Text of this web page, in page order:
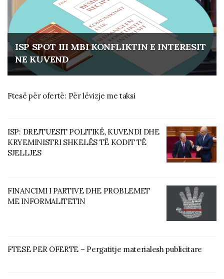
ISP SPOT III MBI KONFLIKTIN E INTERESIT
NE KUVEND
Ftesë për ofertë: Për lëvizje me taksi
ISP: DREJTUESIT POLITIKË, KUVENDI DHE
KRYEMINISTRI SHKELËS TË KODIT TË
SJELLJES
FINANCIMI I PARTIVE DHE PROBLEMET
ME INFORMALITETIN
FTESE PER OFERTE – Pergatitje materialesh publicitare